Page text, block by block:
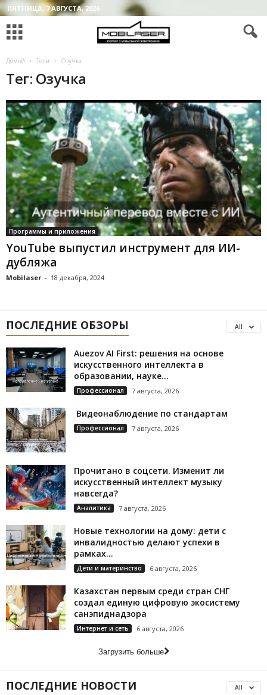
ПЯТНИЦА, 7 АВГУСТА, 2026
Домой Теги Озучка
Тег: Озучка
Программы и приложения
YouTube выпустил инструмент для ИИ-
дубляжа
Mobilaser - 18 декабря, 2024
ПОСЛЕДНИЕ ОБЗОРЫ All
Auezov AI First: решения на основе
искусственного интеллекта в
образовании, науке...
Профессионал 7 августа, 2026
Видеонаблюдение по стандартам
Профессионал 7 августа, 2026
Прочитано в соцсети. Изменит ли
искусственный интеллект музыку
навсегда?
Аналитика 7 августа, 2026
Новые технологии на дому: дети с
инвалидностью делают успехи в
рамках...
Дети и материнство 6 августа, 2026
Казахстан первым среди стран СНГ
создал единую цифровую экосистему
санэпиднадзора
Интернет и сеть 6 августа, 2026
Загрузить больше
ПОСЛЕДНИЕ НОВОСТИ All